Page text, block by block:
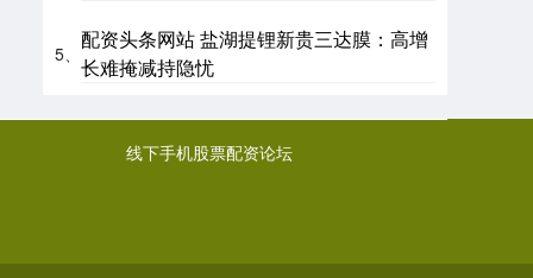
5、
配资头条网站 盐湖提锂新贵三达膜：高增
长难掩减持隐忧
线下手机股票配资论坛